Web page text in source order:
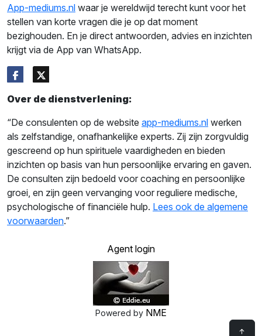
App-mediums.nl waar je wereldwijd terecht kunt voor het
stellen van korte vragen die je op dat moment
bezighouden. En je direct antwoorden, advies en inzichten
krijgt via de App van WhatsApp.
Over de dienstverlening:
“De consulenten op de website app-mediums.nl werken
als zelfstandige, onafhankelijke experts. Zij zijn zorgvuldig
gescreend op hun spirituele vaardigheden en bieden
inzichten op basis van hun persoonlijke ervaring en gaven.
De consulten zijn bedoeld voor coaching en persoonlijke
groei, en zijn geen vervanging voor reguliere medische,
psychologische of financiële hulp. Lees ook de algemene
voorwaarden.”
Agent login
Powered by NME